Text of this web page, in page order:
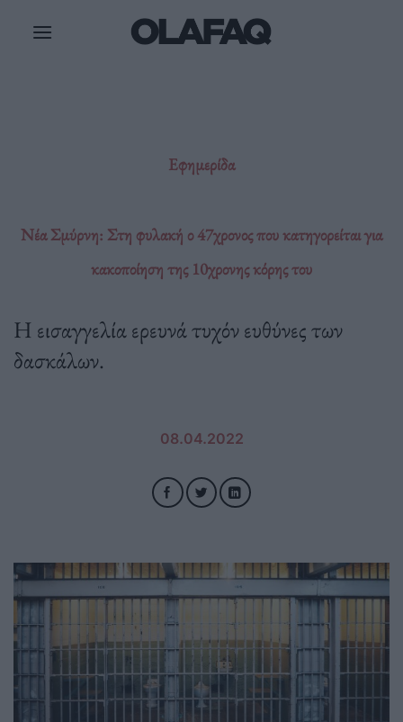
Εφημερίδα
Νέα Σμύρνη: Στη φυλακή ο 47χρονος που κατηγορείται για
κακοποίηση της 10χρονης κόρης του
Η εισαγγελία ερευνά τυχόν ευθύνες των
δασκάλων.
08.04.2022